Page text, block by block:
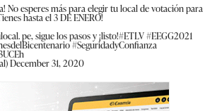
No esperes más para elegir tu local de votación para
hasta el 3 DE ENERO!
pe, sigue los pasos y ¡listo!#ETLV#EEGG2021
#SeguridadyConfianza
December 31, 2020